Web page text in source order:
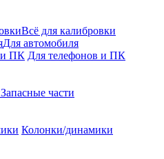
Всё для калибровки
Для автомобиля
Для телефонов и ПК
Запасные части
Колонки/динамики